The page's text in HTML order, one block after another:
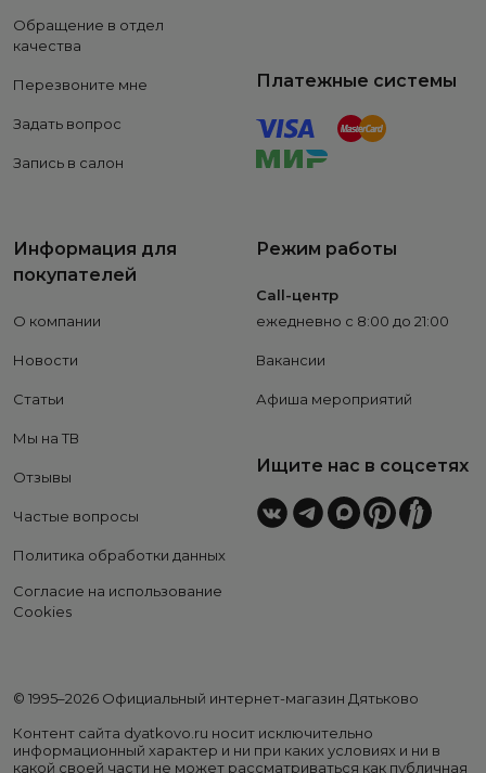
Обращение в отдел
качества
Перезвоните мне
Задать вопрос
Запись в салон
Платежные системы
Информация для
покупателей
О компании
Новости
Статьи
Мы на ТВ
Отзывы
Частые вопросы
Политика обработки данных
Согласие на использование
Cookies
Режим работы
Call-центр
ежедневно с 8:00 до 21:00
Вакансии
Афиша мероприятий
Ищите нас в соцсетях
© 1995–2026 Официальный интернет-магазин Дятьково
Контент сайта dyatkovo.ru носит исключительно
информационный характер и ни при каких условиях и ни в
какой своей части не может рассматриваться как публичная